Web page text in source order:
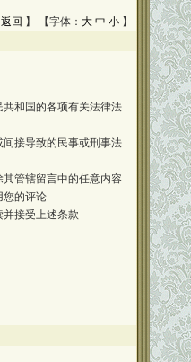
返回 】 【字体： 大 中 小 】
和国的各项有关法律法
接导致的民事或刑事法
管辖留言中的任意内容
您的评论
接受上述条款